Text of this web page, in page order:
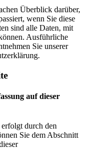
Überblick darüber,
wenn Sie diese
sind alle Daten, mit
Ausführliche
Sie unserer
auf dieser
durch den
Sie dem Abschnitt